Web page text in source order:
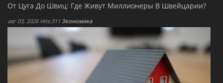
От Цуга До Швиц: Где Живут Миллионеры В Швейцарии?
авг 03, 2026 Hits:311 Экономика